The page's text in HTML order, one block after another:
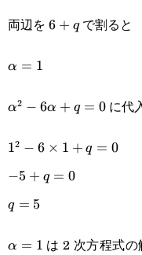
両辺を 6+q
6 + qで割ると
\alpha=1
α = 1
\alpha^2-
α2 − 6α + q = 0 に代
1^2-
6\times1+q=0
12 − 6 × 1 + q = 0
-5+q=0
−5 + q = 0
q=5
q = 5
\alpha=1
α = 1 は 2 次方程式